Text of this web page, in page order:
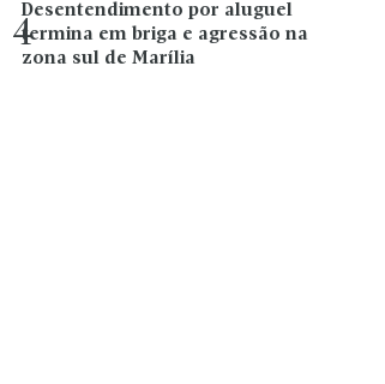
4
Desentendimento por aluguel
termina em briga e agressão na
zona sul de Marília